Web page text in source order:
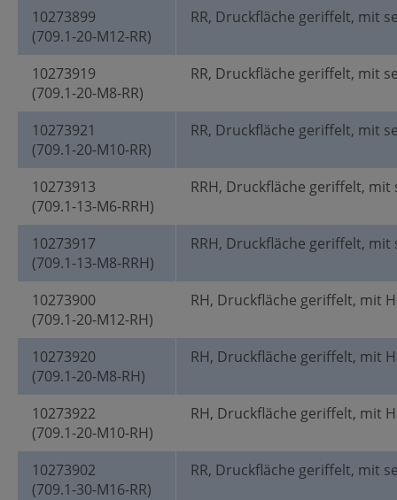
10273899
(709.1-20-M12-RR)
RR, Druckfläche geriffelt, mit
10273919
(709.1-20-M8-RR)
RR, Druckfläche geriffelt, mit
10273921
(709.1-20-M10-RR)
RR, Druckfläche geriffelt, mit
10273913
(709.1-13-M6-RRH)
RRH, Druckfläche geriffelt,
10273917
(709.1-13-M8-RRH)
RRH, Druckfläche geriffelt,
10273900
(709.1-20-M12-RH)
RH, Druckfläche geriffelt, mit
10273920
(709.1-20-M8-RH)
RH, Druckfläche geriffelt, mit
10273922
(709.1-20-M10-RH)
RH, Druckfläche geriffelt, mit
10273902
(709.1-30-M16-RR)
RR, Druckfläche geriffelt, mit